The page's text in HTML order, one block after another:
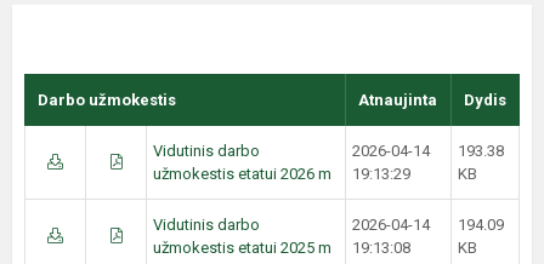
Darbo užmokestis Atnaujinta Dydis
Vidutinis darbo
užmokestis etatui 2026 m
2026-04-14
19:13:29
193.38
KB
Vidutinis darbo
užmokestis etatui 2025 m
2026-04-14
19:13:08
194.09
KB